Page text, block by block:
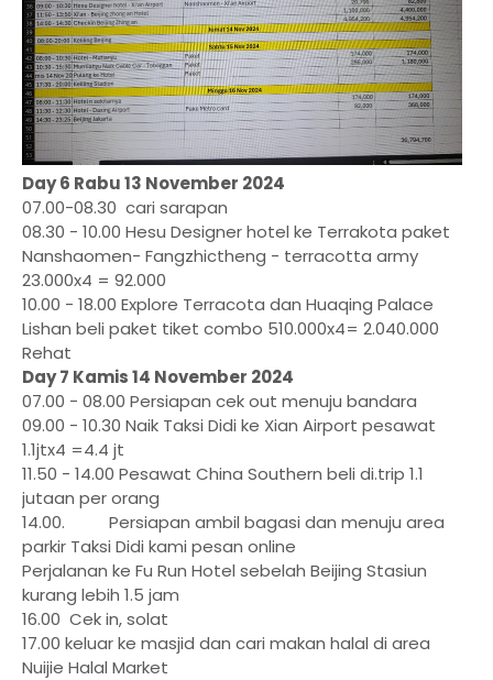
Day 6 Rabu 13 November 2024
07.00-08.30 cari sarapan
08.30 - 10.00 Hesu Designer hotel ke Terrakota paket
Nanshaomen- Fangzhictheng - terracotta army
23.000x4 = 92.000
10.00 - 18.00 Explore Terracota dan Huaqing Palace
Lishan beli paket tiket combo 510.000x4= 2.040.000
Rehat
Day 7 Kamis 14 November 2024
07.00 - 08.00 Persiapan cek out menuju bandara
09.00 - 10.30 Naik Taksi Didi ke Xian Airport pesawat
1.1jtx4 =4.4 jt
11.50 - 14.00 Pesawat China Southern beli di.trip 1.1
jutaan per orang
14.00. Persiapan ambil bagasi dan menuju area
parkir Taksi Didi kami pesan online
Perjalanan ke Fu Run Hotel sebelah Beijing Stasiun
kurang lebih 1.5 jam
16.00 Cek in, solat
17.00 keluar ke masjid dan cari makan halal di area
Nuijie Halal Market